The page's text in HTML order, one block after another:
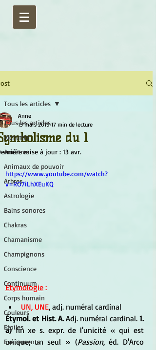
Tous les articles
Alchimie
Ancêtres
Animaux de pouvoir
Arbres
Astrologie
Bains sonores
Chakras
Chamanisme
Champignons
Conscience
Continuum
Corps humain
Couleurs
Etoiles
Evénements
Tous les articles
du 1
Anne
15 mars 2019 17 min de lecture
mise à jour : 13 avr.
https://www.youtube.com/watch?
v=RO7iLhXEuKQ
Étymologie :
UN, UNE, adj. numéral cardinal
Étymol. et Hist. A. Adj. numéral cardinal. 1.
a) fin xe s. expr. de l'unicité « qui est
unique; un seul » (Passion, éd. D'Arco